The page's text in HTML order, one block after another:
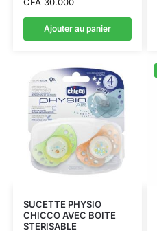
CFA30.000
Ajouter au panier
SUCETTE PHYSIO
CHICCO AVEC BOITE
STERISABLE